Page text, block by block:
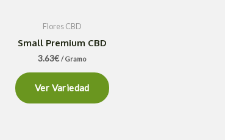
Flores CBD
Small Premium CBD
3.63€ / Gramo
Ver Variedad